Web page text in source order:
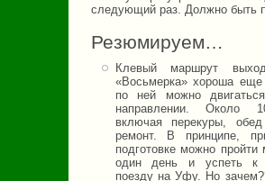
следующий раз. Должно быть
Резюмируем…
Клевый маршрут
«Восьмерка» хороша
по ней можно
направлении. Около
включая перекуры,
ремонт. В принципе,
подготовке можно пройти
один день и успеть к
поезду на Уфу. Но